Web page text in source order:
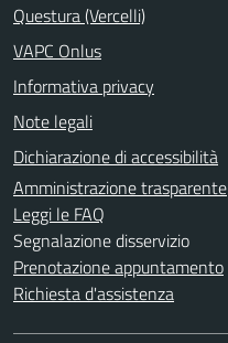
Questura (Vercelli)
VAPC Onlus
Informativa privacy
Note legali
Dichiarazione di accessibilità
Amministrazione trasparente
Leggi le FAQ
Segnalazione disservizio
Prenotazione appuntamento
Richiesta d'assistenza